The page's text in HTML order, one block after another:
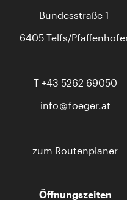
Bundesstraße 1
6405 Telfs/
T +43 5262 69050
info
foeger.at
zum Routenplaner
Öffnungszeiten